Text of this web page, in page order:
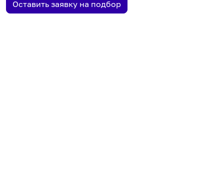
Оставить заявку на подбор